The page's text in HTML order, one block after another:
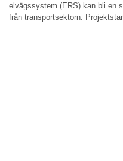
elvägssystem (ERS) kan bli en
från transportsektorn.